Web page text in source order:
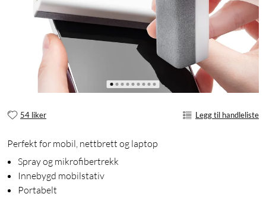
54 liker Legg til handleliste
Perfekt for mobil, nettbrett og laptop
Spray og mikrofibertrekk
Innebygd mobilstativ
Portabelt